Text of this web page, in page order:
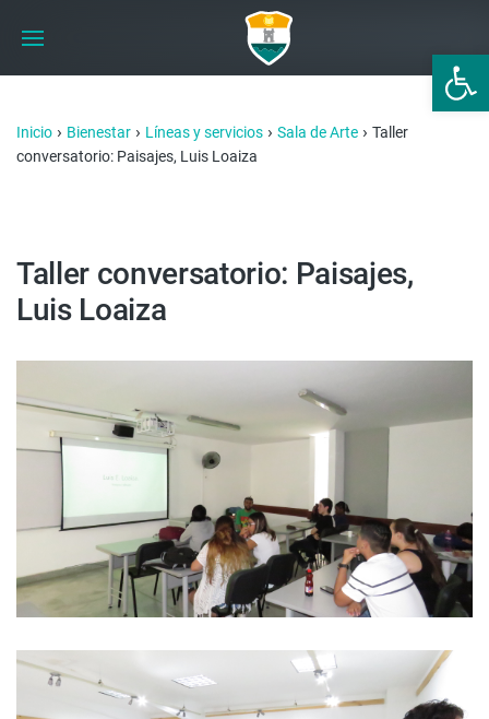
Abrir
Inicio › Bienestar › Líneas y servicios › Sala de Arte › Taller
conversatorio: Paisajes, Luis Loaiza
Taller conversatorio: Paisajes,
Luis Loaiza